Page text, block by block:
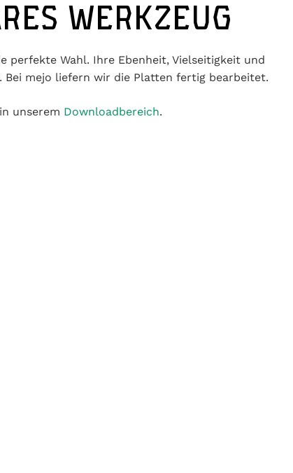
WERKZEUG
perfekte Wahl. Ihre Ebenheit, Vielseitigkeit und
Bei mejo liefern wir die Platten fertig bearbeitet.
unserem Downloadbereich.